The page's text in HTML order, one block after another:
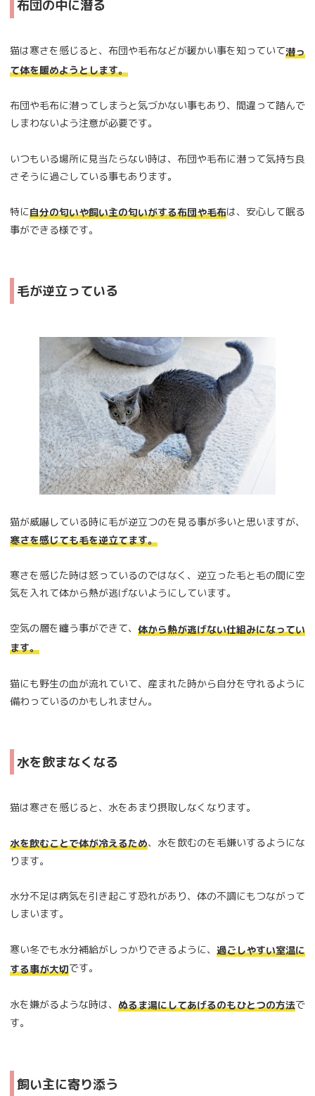
布団の中に潜る
猫は寒さを感じると、布団や毛布などが暖かい事を知っていて潜っ
て体を暖めようとします。
布団や毛布に潜ってしまうと気づかない事もあり、間違って踏んで
しまわないよう注意が必要です。
いつもいる場所に見当たらない時は、布団や毛布に潜って気持ち良
さそうに過ごしている事もあります。
特に自分の匂いや飼い主の匂いがする布団や毛布は、安心して眠る
事ができる様です。
毛が逆立っている
猫が威嚇している時に毛が逆立つのを見る事が多いと思いますが、
寒さを感じても毛を逆立てます。
寒さを感じた時は怒っているのではなく、逆立った毛と毛の間に空
気を入れて体から熱が逃げないようにしています。
空気の層を纏う事ができて、 体から熱が逃げない仕組みになってい
ます。
猫にも野生の血が流れていて、産まれた時から自分を守れるように
備わっているのかもしれません。
水を飲まなくなる
猫は寒さを感じると、水をあまり摂取しなくなります。
水を飲むことで体が冷えるため、水を飲むのを毛嫌いするようにな
ります。
水分不足は病気を引き起こす恐れがあり、体の不調にもつながって
しまいます。
寒い冬でも水分補給がしっかりできるように、 過ごしやすい室温に
する事が大切です。
水を嫌がるような時は、 ぬるま湯にしてあげるのもひとつの方法で
す。
飼い主に寄り添う